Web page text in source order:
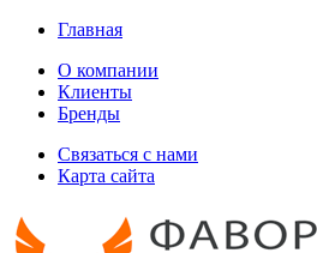
Главная
О компании
Клиенты
Бренды
Связаться с нами
Карта сайта